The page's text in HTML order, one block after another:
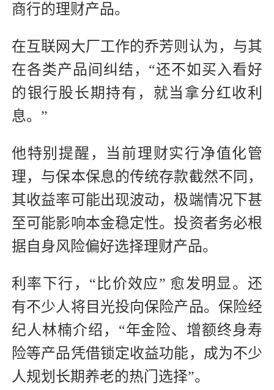
商行的理财产品。
在互联网大厂工作的乔芳则认为，与其
在各类产品间纠结，“还不如买入看好
的银行股长期持有，就当拿分红收利
息。”
他特别提醒，当前理财实行净值化管
理，与保本保息的传统存款截然不同，
其收益率可能出现波动，极端情况下甚
至可能影响本金稳定性。投资者务必根
据自身风险偏好选择理财产品。
利率下行，“比价效应” 愈发明显。还
有不少人将目光投向保险产品。保险经
纪人林楠介绍，“年金险、增额终身寿
险等产品凭借锁定收益功能，成为不少
人规划长期养老的热门选择”。